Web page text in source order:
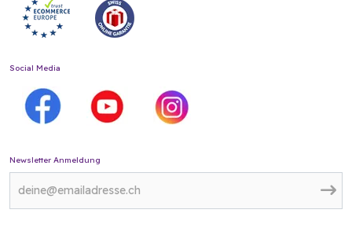
Social Media
Newsletter Anmeldung